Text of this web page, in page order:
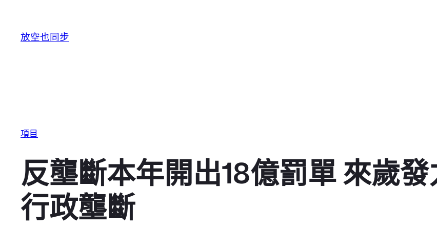
放空也同步
項目
反壟斷本年開出18億罰單 來歲
行政壟斷